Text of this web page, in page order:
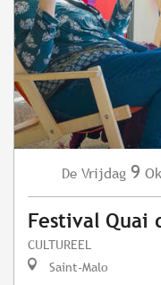
De Vrijdag 9
Festival Quai
CULTUREEL
Saint-Malo